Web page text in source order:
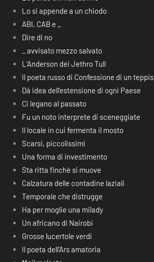
Lo si appende a un chiodo
ABI, CAB e _
Dire di no
_ avvisato mezzo salvato
L’Anderson dei Jethro Tull
Il poeta russo di Confessione di un
Dà idea dell’estensione di ogni Paese
Ci legano al passato
Fu un noto interprete di sceneggiate
Il locale in cui fermenta il mosto
Scarsi, piccolissimi
Una forma di investimento
Sta ritta finchè si muove
Calzatura delle contadine laziali
Temporale che distrugge
Ha per moglie una milady
Un africano di Nairobi
Grosse lucertole verdi
Il poeta dell’Ars amatoria